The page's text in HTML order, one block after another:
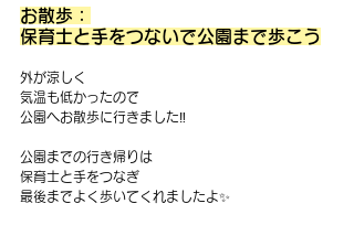
お散歩：
保育士と手をつないで公園まで歩こう
外が涼しく
気温も低かったので
公園へお散歩に行きました‼️
公園までの行き帰りは
保育士と手をつなぎ
最後までよく歩いてくれましたよ✨